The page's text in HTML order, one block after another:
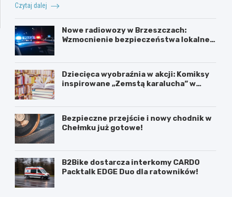
Czytaj dalej
Nowe radiowozy w Brzeszczach:
Wzmocnienie bezpieczeństwa lokalnej
Dziecięca wyobraźnia w akcji: Komiksy
inspirowane „Zemstą karalucha” w
Bezpieczne przejście i nowy chodnik w
Chełmku już gotowe!
B2Bike dostarcza interkomy CARDO
Packtalk EDGE Duo dla ratowników!